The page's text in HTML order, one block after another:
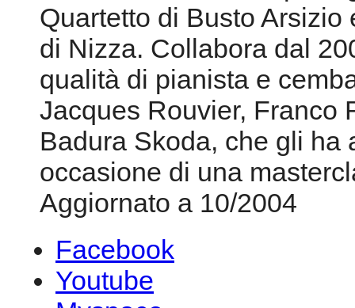
Quartetto di Busto
di Nizza. Collabora dal
qualità di pianista e
Jacques Rouvier, Franco
Badura Skoda, che gli ha
occasione di una
Aggiornato a 10/2004
Facebook
Youtube